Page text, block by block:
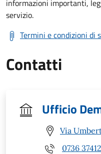
informazioni importanti,
servizio.
Termini e condizioni di
Contatti
Ufficio
Via
0736